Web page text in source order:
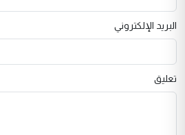
البريد الإلكتروني
تعليق